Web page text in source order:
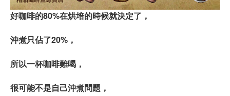
好咖啡的80%在烘培的時候就決定了，
沖煮只佔了20%，
所以一杯咖啡難喝，
很可能不是自己沖煮問題，